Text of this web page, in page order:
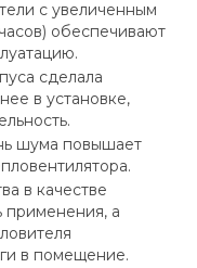
с увеличенным
обеспечивают
сделала
в установке,
шума повышает
в качестве
применения, а
в помещение.